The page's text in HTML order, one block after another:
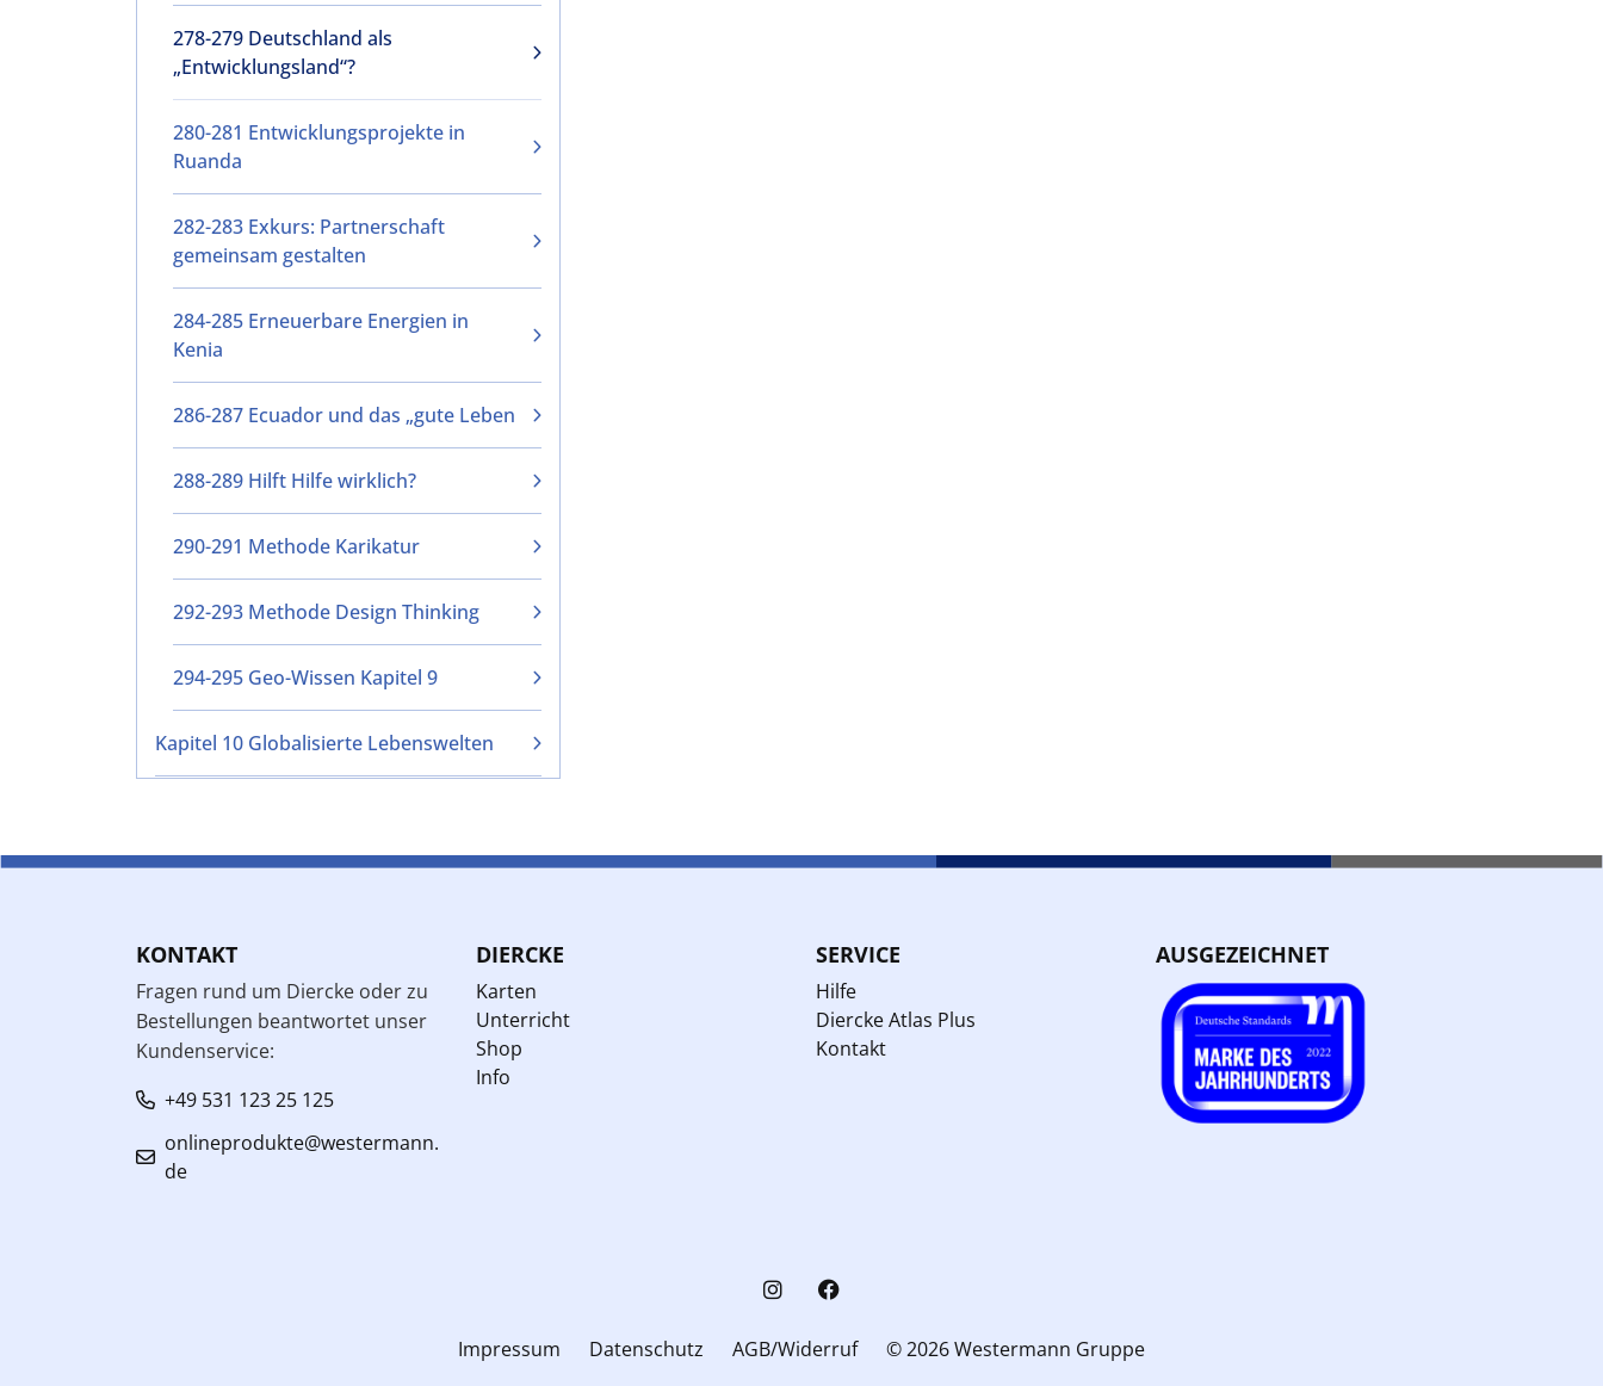
278-279 Deutschland als
„Entwicklungsland“?
280-281 Entwicklungsprojekte in
Ruanda
282-283 Exkurs: Partnerschaft
gemeinsam gestalten
284-285 Erneuerbare Energien in
Kenia
286-287 Ecuador und das „gute Leben
288-289 Hilft Hilfe wirklich?
290-291 Methode Karikatur
292-293 Methode Design Thinking
294-295 Geo-Wissen Kapitel 9
Kapitel 10 Globalisierte Lebenswelten
KONTAKT
Fragen rund um Diercke oder zu
Bestellungen beantwortet unser
Kundenservice:
+49 531 123 25 125
onlineprodukte@westermann.
de
DIERCKE
Karten
Unterricht
Shop
Info
SERVICE
Hilfe
Diercke Atlas Plus
Kontakt
AUSGEZEICHNET
Impressum Datenschutz AGB/Widerruf © 2026 Westermann Gruppe